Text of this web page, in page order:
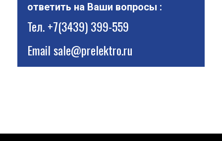
ответить на Ваши вопросы :
Тел.+7(3439) 399-559
Emailsale@prelektro.ru